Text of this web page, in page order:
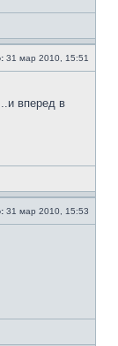
31 мар 2010, 15:51
вперед в
31 мар 2010, 15:53